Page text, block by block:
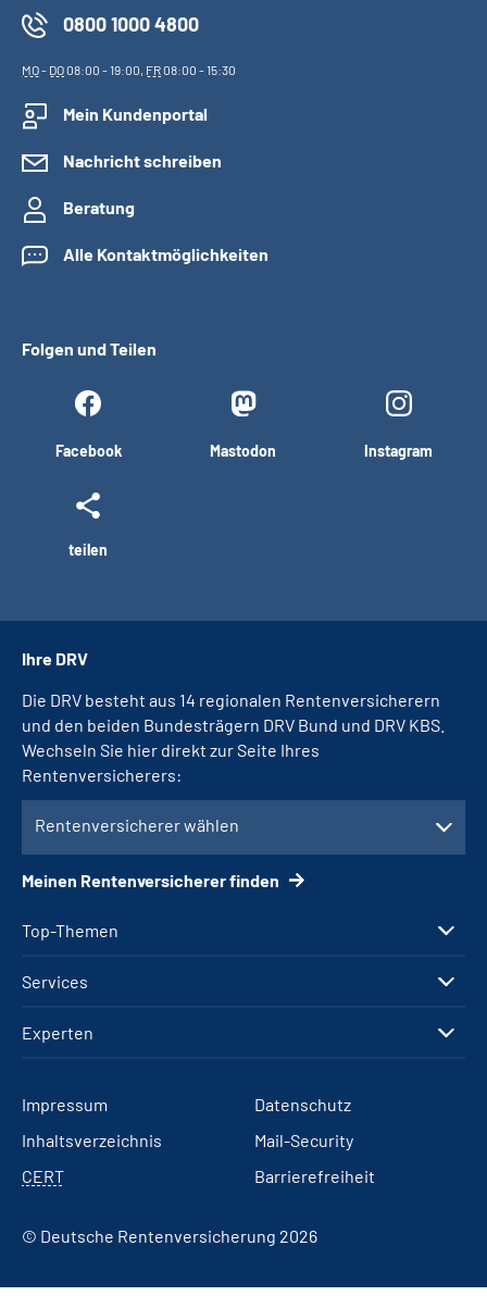
0800 1000 4800
MO- DO08:00 - 19:00, FR08:00 - 15:30
Mein Kundenportal
Nachricht schreiben
Beratung
Alle Kontaktmöglichkeiten
Folgen und Teilen
Facebook Mastodon Instagram
teilen
Top-Themen
Services
Experten
Ihre DRV
Die DRV besteht aus 14 regionalen Rentenversicherern
und den beiden Bundesträgern DRV Bund und DRV KBS.
Wechseln Sie hier direkt zur Seite Ihres
Rentenversicherers:
Rentenversicherer wählen
Meinen Rentenversicherer finden
Impressum
Datenschutz
Inhaltsverzeichnis
Mail-Security
CERT
Barrierefreiheit
© Deutsche Rentenversicherung 2026